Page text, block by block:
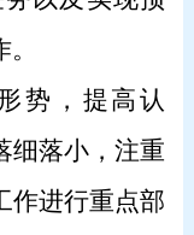
势，提高认
细落小，注重
作进行重点部